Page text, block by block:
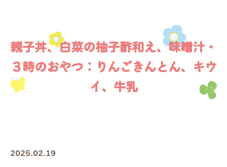
親子丼、白菜の柚子酢和え、味噌汁・
３時のおやつ：りんごきんとん、キウ
イ、牛乳
2025.02.19